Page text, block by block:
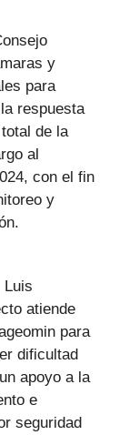
y
para
respuesta
de la
al
con el fin
y
Luis
atiende
para
dificultad
apoyo a la
e
seguridad